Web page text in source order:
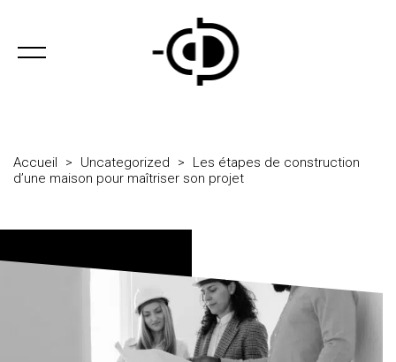
Accueil > Uncategorized >
Les étapes de construction
d’une maison pour maîtriser son projet